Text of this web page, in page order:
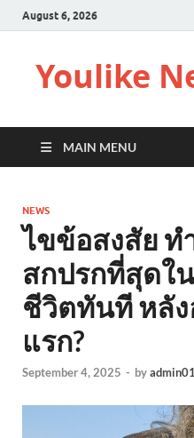
August 6, 2026
Youlike
MAIN MENU
NEWS
ไขข้อสงสัย ท
สกปรกที่สุดใน
ชีวิตทันที หลั
แรก?
September 4, 2025 - byadmin01